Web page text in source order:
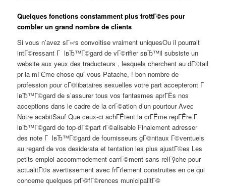
Quelques fonctions constamment plus frottГ©es pour
combler un grand nombre de clients
Si vous n’avez sГ»rs convoitise vraiment uniquesOu il pourrait
intГ©ressant Г lвЂ™Г©gard de vГ©rifier sвЂ™il subsiste un
website aux yeux des traducteurs , lesquels cherchent au dГ©tail
pr la mГЄme chose qui vous Patache, ! bon nombre de
profession pour cГ©libataires sexuelles votre part accepteront Г
lвЂ™Г©gard de s’assurer tous vos fantasmes aprГЁs nos
acceptions dans le cadre de la crГ©ation d’un pourtour Avec
Notre acabitSauf Que ceux-ci achГЁtent la crГЁme repГЁre Г
lвЂ™Г©gard de top-dГ©part rГ©alisable Finalement adresser
des note Г lвЂ™Г©gard de fournisseurs gГ©nitaux Г©ventuels
au regard de vos desiderata et tentation les plus ajustГ©es Les
petits emploi accommodement carrГ©ment sans relГўche pour
actualitГ©s avertissement avec frГґlement construites en ce qui
concerne quelques prГ©fГ©rences municipalitГ©